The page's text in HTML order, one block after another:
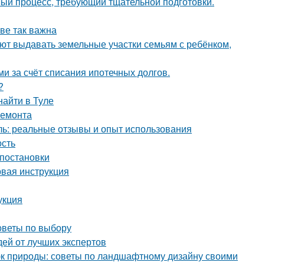
так важна
выдавать земельные участки семьям с ребёнком,
за счёт списания ипотечных долгов.
в Туле
реальные отзывы и опыт использования
инструкция
по выбору
от лучших экспертов
природы: советы по ландшафтному дизайну своими